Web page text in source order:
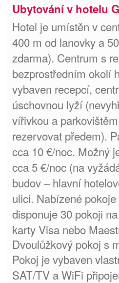
Ubytování v hotelu
Hotel je umístěn v
400 m od lanovky a
zdarma). Centrum s
bezprostředním okolí
vybaven recepcí,
úschovnou lyží
vířivkou a
rezervovat předem).
cca 10 €/noc. Možný
cca 5 €/noc (na
budov – hlavní
ulici. Nabízené
disponuje 30 pokoji
karty Visa nebo
Dvoulůžkový pokoj s
Pokoj je vybaven
SAT/TV a WiFi